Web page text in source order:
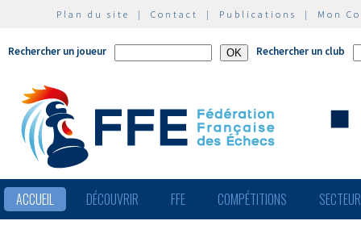
Plan du site | Contact | Publications | Mon
Rechercher un joueur Rechercher un club
ACCUEIL DÉCOUVRIR FFE COMPÉTITIONS